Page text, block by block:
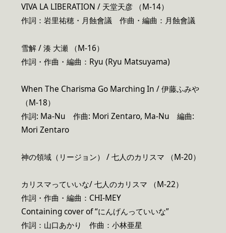
VIVA LA LIBERATION / 天堂天彦 （M-14）
作詞：岩里祐穂・月蝕會議 作曲・編曲：月蝕會議
雪解 / 湊 大瀬 （M-16）
作詞・作曲・編曲：Ryu (Ryu Matsuyama)
When The Charisma Go Marching In / 伊藤ふみや
（M-18）
作詞: Ma-Nu 作曲: Mori Zentaro, Ma-Nu 編曲:
Mori Zentaro
神の領域（リージョン） / 七人のカリスマ （M-20）
カリスマっていいな/ 七人のカリスマ （M-22）
作詞・作曲・編曲：CHI-MEY
Containing cover of “にんげんっていいな”
作詞：山口あかり 作曲：小林亜星